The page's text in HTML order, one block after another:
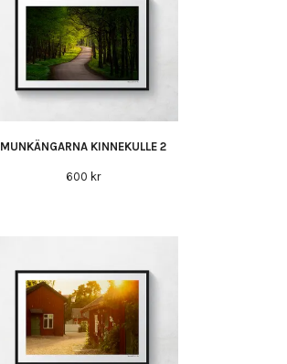
MUNKÄNGARNA KINNEKULLE 2
600 kr